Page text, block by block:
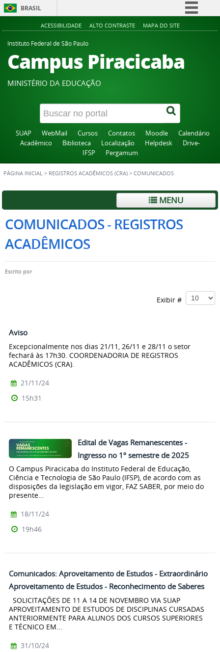
BRASIL
Simplifique!
Participe
Acesso à informação
Canais
ACESSIBILIDADE ALTO CONTRASTE MAPA DO SITE
Instituto Federal de São Paulo
Campus Piracicaba
MINISTÉRIO DA EDUCAÇÃO
SUAP WebMail Cursos Contatos Moodle
Calendário
Acadêmico
Biblioteca Localização Helpdesk
Drive-
IFSP
Pergamum
PÁGINA INICIAL > REGISTROS ACADÊMICOS (CRA) > COMUNICADOS
MENU
COMUNICADOS - REGISTROS
ACADÊMICOS
Escrito por
Exibir #
Aviso
Excepcionalmente nos dias 21/11, 26/11 e 28/11 o setor
fechará às 17h30. COORDENADORIA DE REGISTROS
ACADÊMICOS (CRA).
21/11/24
15h31
Edital de Vagas Remanescentes -
Ingresso no 1º semestre de 2025
O Campus Piracicaba do Instituto Federal de Educação,
Ciência e Tecnologia de São Paulo (IFSP), de acordo com as
disposições da legislação em vigor, FAZ SABER, por meio do
presente...
18/11/24
19h46
Comunicados: Aproveitamento de Estudos - Extraordinário
Aproveitamento de Estudos - Reconhecimento de Saberes
SOLICITAÇÕES DE 11 A 14 DE NOVEMBRO VIA SUAP
APROVEITAMENTO DE ESTUDOS DE DISCIPLINAS CURSADAS
ANTERIORMENTE PARA ALUNOS DOS CURSOS SUPERIORES
E TÉCNICO EM...
31/10/24